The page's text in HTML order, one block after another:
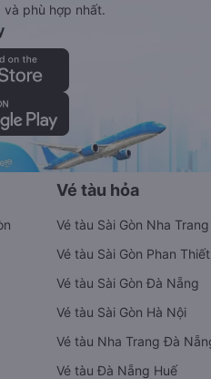
phù hợp nhất.
Vé tàu hỏa
Vé tàu Sài Gòn Nha Trang
Vé tàu Sài Gòn Phan Thiết
Vé tàu Sài Gòn Đà Nẵng
Vé tàu Sài Gòn Hà Nội
Vé tàu Nha Trang Đà
Vé tàu Đà Nẵng Huế